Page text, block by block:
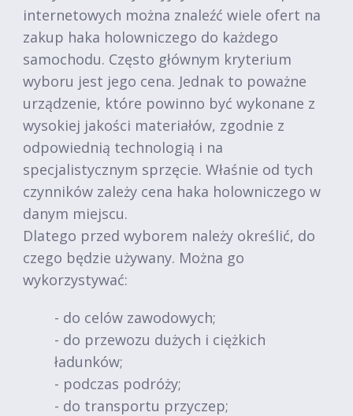
internetowych można znaleźć wiele ofert na
zakup haka holowniczego do każdego
samochodu. Często głównym kryterium
wyboru jest jego cena. Jednak to poważne
urządzenie, które powinno być wykonane z
wysokiej jakości materiałów, zgodnie z
odpowiednią technologią i na
specjalistycznym sprzęcie. Właśnie od tych
czynników zależy cena haka holowniczego w
danym miejscu.
Dlatego przed wyborem należy określić, do
czego będzie używany. Można go
wykorzystywać:
- do celów zawodowych;
- do przewozu dużych i ciężkich
ładunków;
- podczas podróży;
- do transportu przyczep;